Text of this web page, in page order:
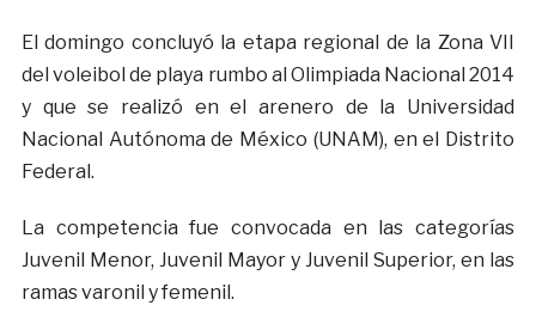
El domingo concluyó la etapa regional de la Zona VII
del voleibol de playa rumbo al Olimpiada Nacional 2014
y que se realizó en el arenero de la Universidad
Nacional Autónoma de México (UNAM), en el Distrito
Federal.
La competencia fue convocada en las categorías
Juvenil Menor, Juvenil Mayor y Juvenil Superior, en las
ramas varonil y femenil.